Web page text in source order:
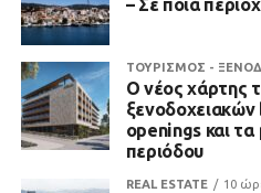
– Σε ποιά
ΤΟΥΡΙΣΜΟΣ -
Ο νέος χάρτης
openings και
περιόδου
REAL ESTATE 10